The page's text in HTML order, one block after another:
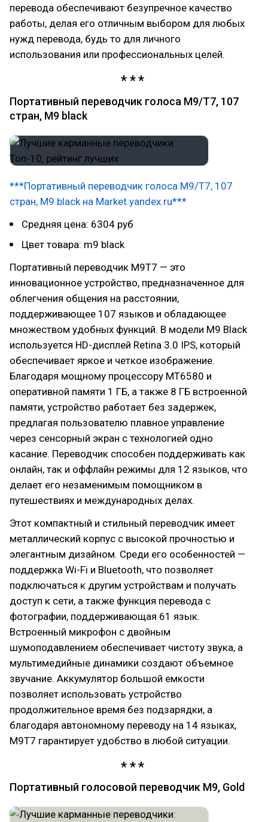
перевода обеспечивают безупречное качество
работы, делая его отличным выбором для любых
нужд перевода, будь то для личного
использования или профессиональных целей.
Портативный переводчик голоса M9/T7, 107
стран, M9 black
***Портативный переводчик голоса M9/T7, 107
стран, M9 black на Market.yandex.ru***
Средняя цена: 6304 руб
Цвет товара: m9 black
Портативный переводчик M9T7 — это
инновационное устройство, предназначенное для
облегчения общения на расстоянии,
поддерживающее 107 языков и обладающее
множеством удобных функций. В модели M9 Black
используется HD-дисплей Retina 3.0 IPS, который
обеспечивает яркое и четкое изображение.
Благодаря мощному процессору MT6580 и
оперативной памяти 1 ГБ, а также 8 ГБ встроенной
памяти, устройство работает без задержек,
предлагая пользователю плавное управление
через сенсорный экран с технологией одно
касание. Переводчик способен поддерживать как
онлайн, так и оффлайн режимы для 12 языков, что
делает его незаменимым помощником в
путешествиях и международных делах.
Этот компактный и стильный переводчик имеет
металлический корпус с высокой прочностью и
элегантным дизайном. Среди его особенностей —
поддержка Wi-Fi и Bluetooth, что позволяет
подключаться к другим устройствам и получать
доступ к сети, а также функция перевода с
фотографии, поддерживающая 61 язык.
Встроенный микрофон с двойным
шумоподавлением обеспечивает чистоту звука, а
мультимедийные динамики создают объемное
звучание. Аккумулятор большой емкости
позволяет использовать устройство
продолжительное время без подзарядки, а
благодаря автономному переводу на 14 языках,
M9T7 гарантирует удобство в любой ситуации.
Портативный голосовой переводчик M9, Gold